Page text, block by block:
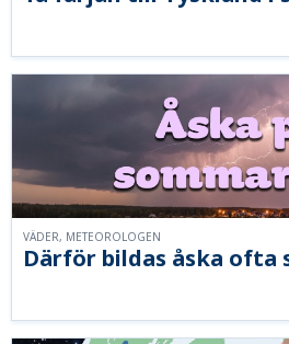
Därför bildas åska ofta
VÄDER, METEOROLOGEN